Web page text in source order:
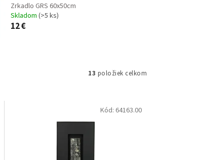
Zrkadlo GRS 60x50cm
Skladom (>5 ks)
12 €
13 položiek celkom
Kód: 64163.00